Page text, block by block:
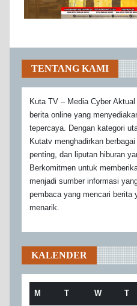
TENTANG KAMI
Kuta TV – Media Cyber
berita online yang
tepercaya. Dengan kategori
Kutatv menghadirkan
penting, dan liputan hiburan
Berkomitmen untuk
menjadi sumber informasi
pembaca yang mencari berita
menarik.
KALENDER
M T W T